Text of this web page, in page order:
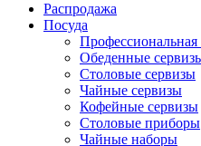
Распродажа
Посуда
Профессиональная
Обеденные
Столовые сервизы
Чайные сервизы
Кофейные сервизы
Столовые приборы
Чайные наборы